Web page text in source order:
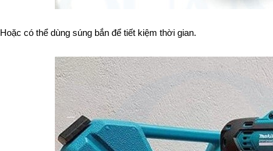
Hoặc có thể dùng súng bắn để tiết kiệm thời gian.